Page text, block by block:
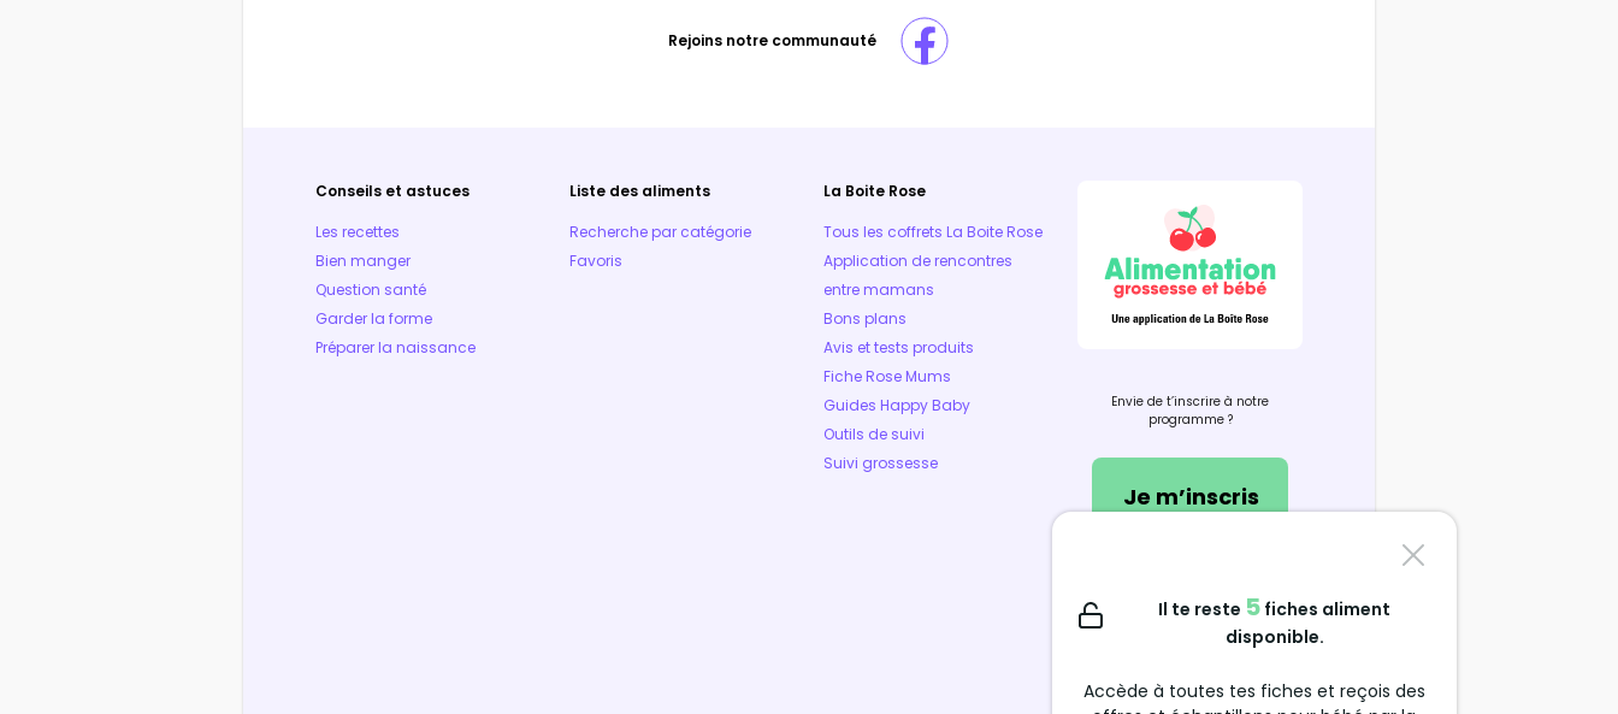
Rejoins notre communauté
Conseils et astuces
Les recettes
Bien manger
Question santé
Garder la forme
Préparer la naissance
Liste des aliments
Recherche par catégorie
Favoris
La Boite Rose
Tous les coffrets La Boite Rose
Application de rencontres
entre mamans
Bons plans
Avis et tests produits
Fiche Rose Mums
Guides Happy Baby
Outils de suivi
Suivi grossesse
Envie de t’inscrire à notre
programme ?
Je m’inscris
support@alimentation-
Il te reste 5 fiches aliment
disponible.
Accède à toutes tes fiches et reçois des